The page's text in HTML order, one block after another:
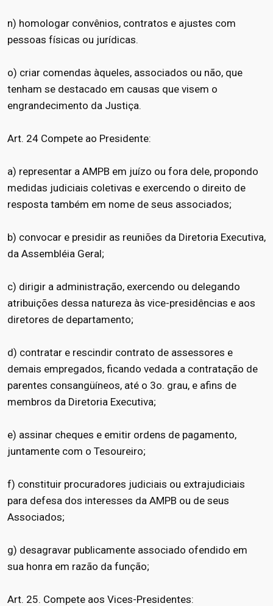
n) homologar convênios, contratos e ajustes com
pessoas físicas ou jurídicas.
o) criar comendas àqueles, associados ou não, que
tenham se destacado em causas que visem o
engrandecimento da Justiça.
Art. 24 Compete ao Presidente:
a) representar a AMPB em juízo ou fora dele, propondo
medidas judiciais coletivas e exercendo o direito de
resposta também em nome de seus associados;
b) convocar e presidir as reuniões da Diretoria Executiva,
da Assembléia Geral;
c) dirigir a administração, exercendo ou delegando
atribuições dessa natureza às vice-presidências e aos
diretores de departamento;
d) contratar e rescindir contrato de assessores e
demais empregados, ficando vedada a contratação de
parentes consangüíneos, até o 3o. grau, e afins de
membros da Diretoria Executiva;
e) assinar cheques e emitir ordens de pagamento,
juntamente com o Tesoureiro;
f) constituir procuradores judiciais ou extrajudiciais
para defesa dos interesses da AMPB ou de seus
Associados;
g) desagravar publicamente associado ofendido em
sua honra em razão da função;
Art. 25. Compete aos Vices-Presidentes: